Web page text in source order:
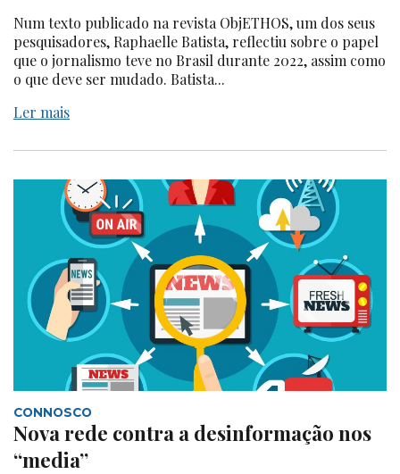
Num texto publicado na revista ObjETHOS, um dos seus
pesquisadores, Raphaelle Batista, reflectiu sobre o papel
que o jornalismo teve no Brasil durante 2022, assim como
o que deve ser mudado. Batista...
Ler mais
CONNOSCO
Nova rede contra a desinformação nos
“media”